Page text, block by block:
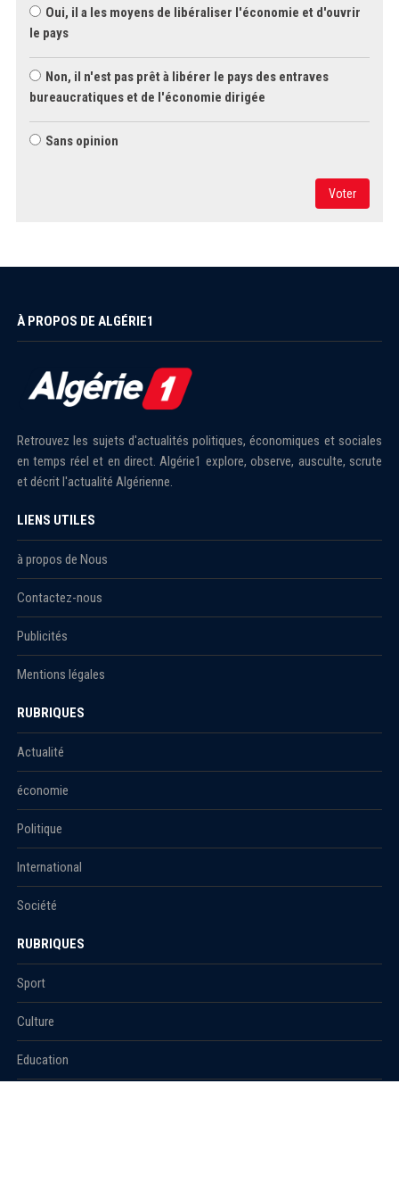
Oui, il a les moyens de libéraliser l'économie et d'ouvrir
le pays
Non, il n'est pas prêt à libérer le pays des entraves
bureaucratiques et de l'économie dirigée
Sans opinion
Voter
À PROPOS DE ALGÉRIE1
Retrouvez les sujets d'actualités politiques, économiques et sociales
en temps réel et en direct. Algérie1 explore, observe, ausculte, scrute
et décrit l'actualité Algérienne.
LIENS UTILES
à propos de Nous
Contactez-nous
Publicités
Mentions légales
RUBRIQUES
Actualité
économie
Politique
International
Société
RUBRIQUES
Sport
Culture
Education